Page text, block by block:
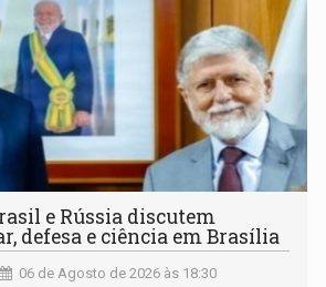
e Rússia discutem
defesa e ciência em Brasília
06 de Agosto de 2026 às 18:30